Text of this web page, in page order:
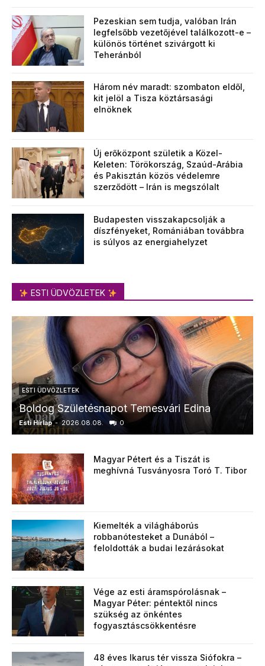
Pezeskian sem tudja, valóban Irán
legfelsőbb vezetőjével találkozott-e –
különös történet szivárgott ki
Teheránból
Három név maradt: szombaton eldől,
kit jelöl a Tisza köztársasági
elnöknek
Új erőközpont születik a Közel-
Keleten: Törökország, Szaúd-Arábia
és Pakisztán közös védelemre
szerződött – Irán is megszólalt
Budapesten visszakapcsolják a
díszfényeket, Romániában továbbra
is súlyos az energiahelyzet
ESTI ÜDVÖZLETEK
ESTI ÜDVÖZLETEK
Boldog Születésnapot Temesvári Edina
Esti Hírlap - 2026.08.08. 0
Magyar Pétert és a Tiszát is
meghívná Tusványosra Toró T. Tibor
Kiemelték a világháborús
robbanótesteket a Dunából –
feloldották a budai lezárásokat
Vége az esti áramspórolásnak –
Magyar Péter: péntektől nincs
szükség az önkéntes
fogyasztáscsökkentésre
48 éves Ikarus tér vissza Siófokra –